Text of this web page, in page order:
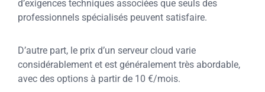
d’exigences techniques associées que seuls des
professionnels spécialisés peuvent satisfaire.
D’autre part, le prix d’un serveur cloud varie
considérablement et est généralement très abordable,
avec des options à partir de 10 €/mois.